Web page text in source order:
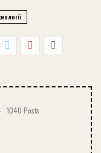
1040 Posts